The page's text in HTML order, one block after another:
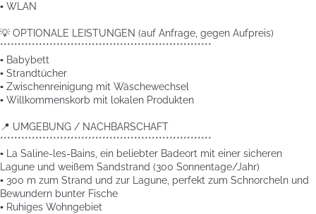
▪️ WLAN
💡 OPTIONALE LEISTUNGEN (auf Anfrage, gegen Aufpreis)
************************************************************
▪️ Babybett
▪️ Strandtücher
▪️ Zwischenreinigung mit Wäschewechsel
▪️ Willkommenskorb mit lokalen Produkten
📍 UMGEBUNG / NACHBARSCHAFT
************************************************************
▪️ La Saline-les-Bains, ein beliebter Badeort mit einer sicheren
Lagune und weißem Sandstrand (300 Sonnentage/Jahr)
▪️ 300 m zum Strand und zur Lagune, perfekt zum Schnorcheln und
Bewundern bunter Fische
▪️ Ruhiges Wohngebiet